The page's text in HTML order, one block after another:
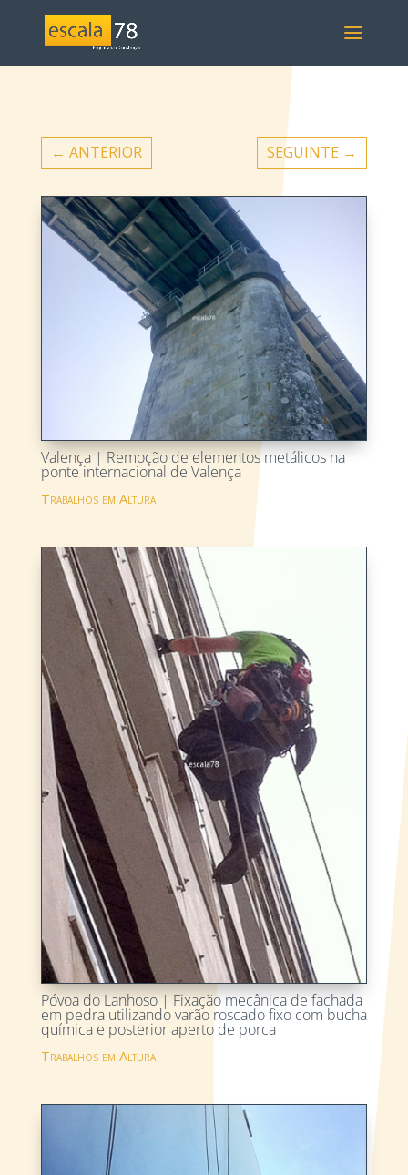
← ANTERIOR SEGUINTE →
Valença | Remoção de elementos metálicos na
ponte internacional de Valença
Trabalhos em Altura
Póvoa do Lanhoso | Fixação mecânica de fachada
em pedra utilizando varão roscado fixo com bucha
química e posterior aperto de porca
Trabalhos em Altura